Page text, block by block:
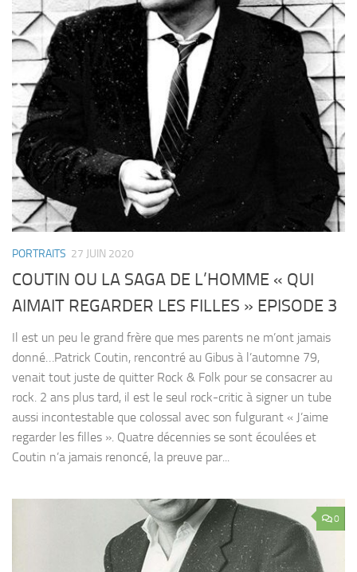
PORTRAITS 27 JUIN 2020
COUTIN OU LA SAGA DE L’HOMME « QUI
AIMAIT REGARDER LES FILLES » EPISODE 3
Il est un peu le grand frère que mes parents ne m’ont jamais
donné…Patrick Coutin, rencontré au Gibus à l’automne 79,
venait tout juste de quitter Rock & Folk pour se consacrer au
rock. 2 ans plus tard, il est le seul rock-critic à signer un tube
aussi incontestable que colossal avec son fulgurant « J’aime
regarder les filles ». Quatre décennies se sont écoulées et
Coutin n’a jamais renoncé, la preuve par...
0